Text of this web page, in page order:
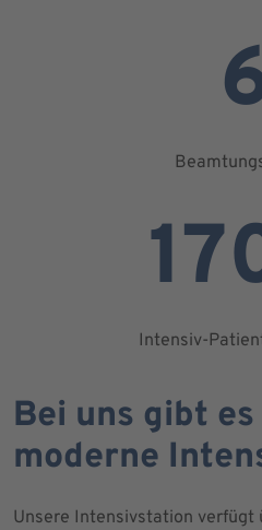
Intensiv-
Bei uns gibt es
moderne
Unsere Intensivstation verfügt